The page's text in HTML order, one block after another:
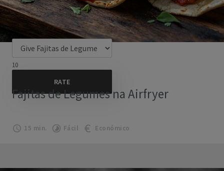
10
Fajitas de Legumes na Airfryer
15 min. Fácil Económico